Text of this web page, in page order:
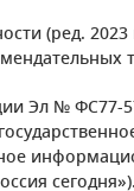
(ред. 2023
Эл № ФС77-
сегодня»).